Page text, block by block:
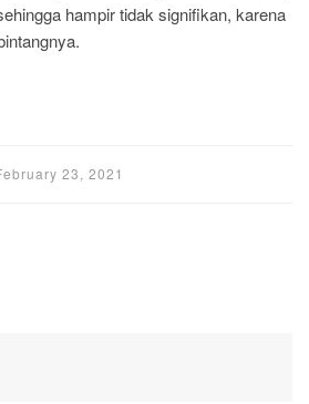
hampir tidak signifikan, karena
23, 2021